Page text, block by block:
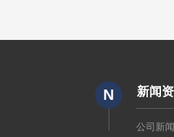
N 新闻
公司新